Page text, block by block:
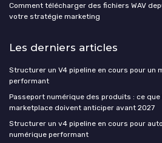
Comment télécharger des fichiers WAV
votre stratégie marketing
Les derniers articles
Structurer un V4 pipeline en cours pour un
performant
Passeport numérique des produits : ce
marketplace doivent anticiper avant 2027
Structurer un v4 pipeline en cours pour
numérique performant